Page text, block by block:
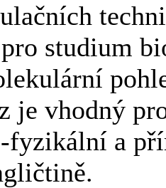
studium
je vhodný
fyzikální a